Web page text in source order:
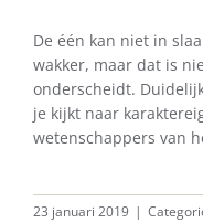
De één kan niet in
wakker, maar dat is
onderscheidt.
je kijkt naar
wetenschappers van
23 januari 2019 |